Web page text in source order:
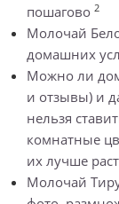
пошагово 2
Молочай
домашних
Можно ли
и отзывы) и
нельзя
комнатные
их лучше
Молочай